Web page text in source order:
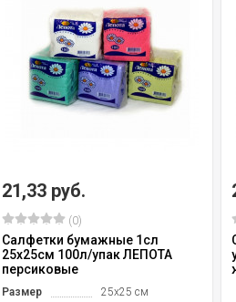
21,33 руб.
(0)
Салфетки бумажные 1сл
25х25см 100л/упак ЛЕПОТА
персиковые
Размер
25х25 см